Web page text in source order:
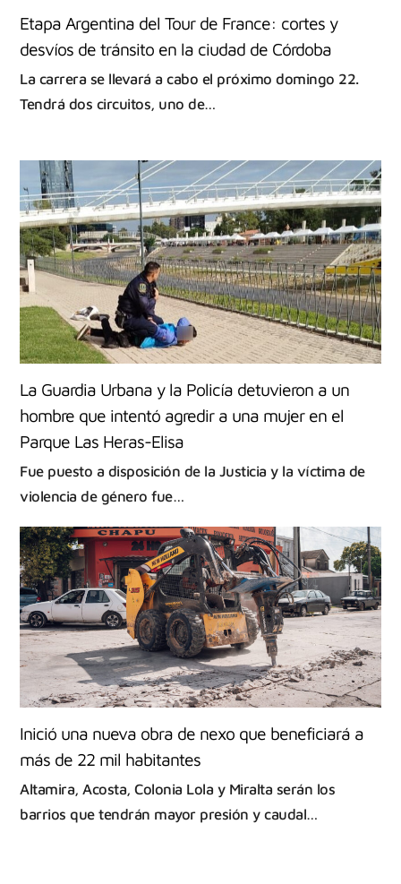
Etapa Argentina del Tour de France: cortes y
desvíos de tránsito en la ciudad de Córdoba
La carrera se llevará a cabo el próximo domingo 22.
Tendrá dos circuitos, uno de…
La Guardia Urbana y la Policía detuvieron a un
hombre que intentó agredir a una mujer en el
Parque Las Heras-Elisa
Fue puesto a disposición de la Justicia y la víctima de
violencia de género fue…
Inició una nueva obra de nexo que beneficiará a
más de 22 mil habitantes
Altamira, Acosta, Colonia Lola y Miralta serán los
barrios que tendrán mayor presión y caudal…